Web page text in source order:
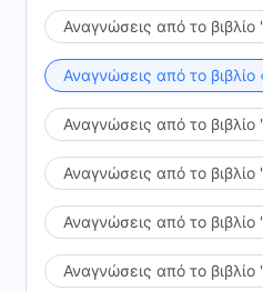
Αυτά είναι όλα όσα θα
νέο έργο και, παρόλο που
δεν το κάνεις, θα
και να υποβληθείς σε
κατώτερη, απαρχαιωμένη
παλαιών ιστορικών
που αποδεικνύει ότι
χορτάσεις ούτε
αποτελούν ιστορία και
νέο έργο, όσο υψηλή κι
Αναγνώσεις από το
Αναγνώσεις από το
Αναγνώσεις από το
Αναγνώσεις από το
Αναγνώσεις από το
Αναγνώσεις από το